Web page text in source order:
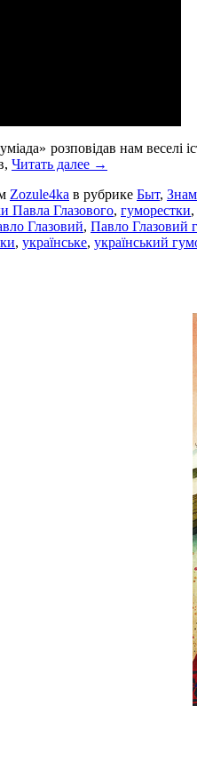
розповідав нам
Читать далее →
Zozule4ka в рубрике Быт,
Павла Глазового, гуморестки,
Глазовий, Павло Глазовий
, українське, український